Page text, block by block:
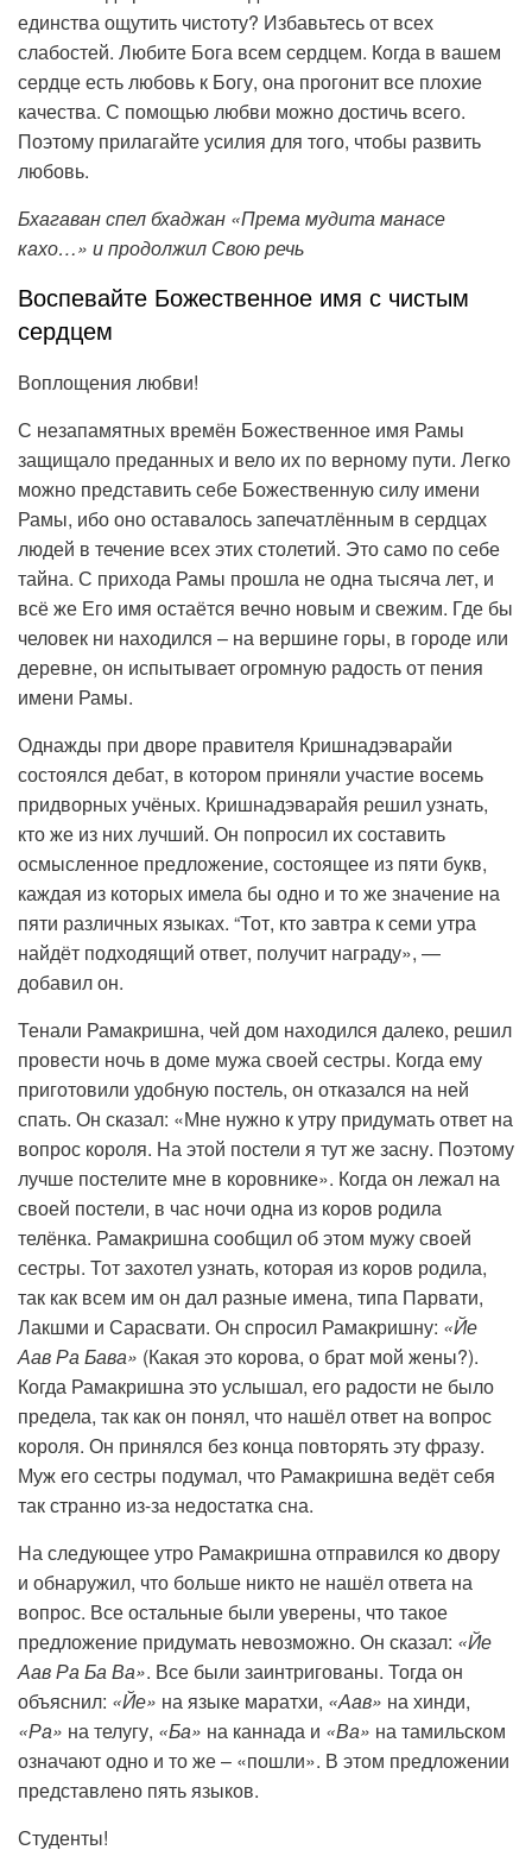
единства ощутить чистоту? Избавьтесь от всех
слабостей. Любите Бога всем сердцем. Когда в вашем
сердце есть любовь к Богу, она прогонит все плохие
качества. С помощью любви можно достичь всего.
Поэтому прилагайте усилия для того, чтобы развить
любовь.
Бхагаван спел бхаджан «Према мудита манасе
кахо…» и продолжил Свою речь
Воспевайте Божественное имя с чистым
сердцем
Воплощения любви!
С незапамятных времён Божественное имя Рамы
защищало преданных и вело их по верному пути. Легко
можно представить себе Божественную силу имени
Рамы, ибо оно оставалось запечатлённым в сердцах
людей в течение всех этих столетий. Это само по себе
тайна. С прихода Рамы прошла не одна тысяча лет, и
всё же Его имя остаётся вечно новым и свежим. Где бы
человек ни находился – на вершине горы, в городе или
деревне, он испытывает огромную радость от пения
имени Рамы.
Однажды при дворе правителя Кришнадэварайи
состоялся дебат, в котором приняли участие восемь
придворных учёных. Кришнадэварайя решил узнать,
кто же из них лучший. Он попросил их составить
осмысленное предложение, состоящее из пяти букв,
каждая из которых имела бы одно и то же значение на
пяти различных языках. “Тот, кто завтра к семи утра
найдёт подходящий ответ, получит награду», —
добавил он.
Тенали Рамакришна, чей дом находился далеко, решил
провести ночь в доме мужа своей сестры. Когда ему
приготовили удобную постель, он отказался на ней
спать. Он сказал: «Мне нужно к утру придумать ответ на
вопрос короля. На этой постели я тут же засну. Поэтому
лучше постелите мне в коровнике». Когда он лежал на
своей постели, в час ночи одна из коров родила
телёнка. Рамакришна сообщил об этом мужу своей
сестры. Тот захотел узнать, которая из коров родила,
так как всем им он дал разные имена, типа Парвати,
Лакшми и Сарасвати. Он спросил Рамакришну: «Йе
Аав Ра Бава» (Какая это корова, о брат мой жены?).
Когда Рамакришна это услышал, его радости не было
предела, так как он понял, что нашёл ответ на вопрос
короля. Он принялся без конца повторять эту фразу.
Муж его сестры подумал, что Рамакришна ведёт себя
так странно из-за недостатка сна.
На следующее утро Рамакришна отправился ко двору
и обнаружил, что больше никто не нашёл ответа на
вопрос. Все остальные были уверены, что такое
предложение придумать невозможно. Он сказал: «Йе
Аав Ра Ба Ва». Все были заинтригованы. Тогда он
объяснил: «Йе» на языке маратхи, «Аав» на хинди,
«Ра» на телугу, «Ба» на каннада и «Ва» на тамильском
означают одно и то же – «пошли». В этом предложении
представлено пять языков.
Студенты!